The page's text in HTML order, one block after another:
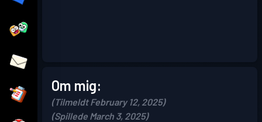
Om mig:
(Tilmeldt February 12, 2025)
(Spillede March 3, 2025)